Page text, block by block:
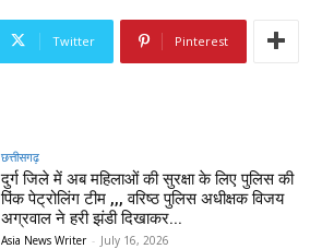
Twitter Pinterest
छत्तीसगढ़
दुर्ग जिले में अब महिलाओं की सुरक्षा के लिए पुलिस की
पिंक पेट्रोलिंग टीम ,,, वरिष्ठ पुलिस अधीक्षक विजय
अग्रवाल ने हरी झंडी दिखाकर...
Asia News Writer - July 16, 2026